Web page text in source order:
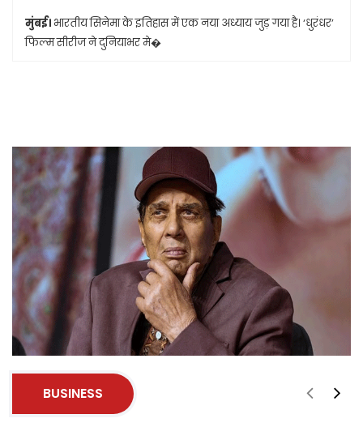
मुंबई। भारतीय सिनेमा के इतिहास में एक नया अध्याय जुड़ गया है। ‘धुरंधर’
फिल्म सीरीज ने दुनियाभर मे�
BUSINESS